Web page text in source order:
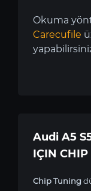
Okuma
Carecufile
Audi A5
IÇIN CHIP
Chip Tuning